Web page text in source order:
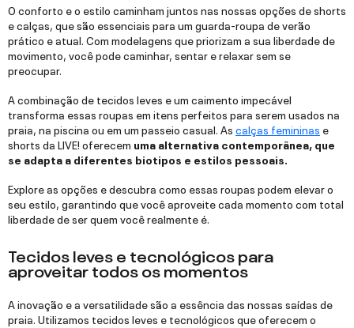
O conforto e o estilo caminham juntos nas nossas opções de shorts
e calças, que são essenciais para um guarda-roupa de verão
prático e atual. Com modelagens que priorizam a sua liberdade de
movimento, você pode caminhar, sentar e relaxar sem se
preocupar.
A combinação de tecidos leves e um caimento impecável
transforma essas roupas em itens perfeitos para serem usados na
praia, na piscina ou em um passeio casual. As calças femininas e
shorts da LIVE! oferecem uma alternativa contemporânea, que
se adapta a diferentes biotipos e estilos pessoais.
Explore as opções e descubra como essas roupas podem elevar o
seu estilo, garantindo que você aproveite cada momento com total
liberdade de ser quem você realmente é.
Tecidos leves e tecnológicos para
aproveitar todos os momentos
A inovação e a versatilidade são a essência das nossas saídas de
praia. Utilizamos tecidos leves e tecnológicos que oferecem o